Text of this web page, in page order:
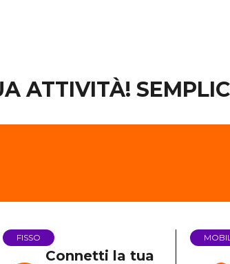
ATTIVITÀ!
FISSO
Connetti la tua